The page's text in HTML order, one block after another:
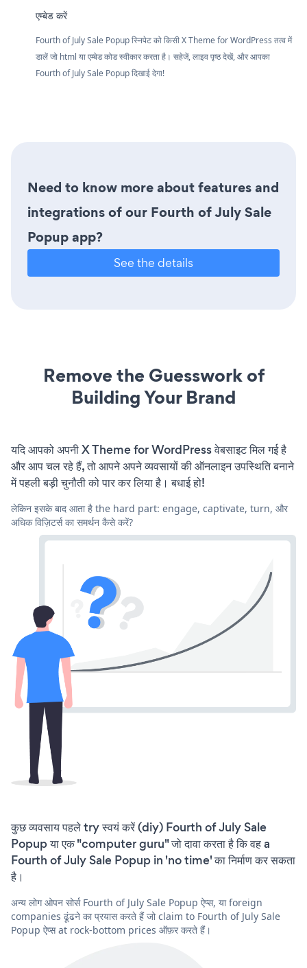
एम्बेड करें
Fourth of July Sale Popup स्निपेट को किसी X Theme for WordPress तत्व में
डालें जो html या एम्बेड कोड स्वीकार करता है। सहेजें, लाइव पृष्ठ देखें, और आपका
Fourth of July Sale Popup दिखाई देगा!
Need to know more about features and
integrations of our Fourth of July Sale
Popup app?
See the details
Remove the Guesswork of
Building Your Brand
यदि आपको अपनी X Theme for WordPress वेबसाइट मिल गई है
और आप चल रहे हैं, तो आपने अपने व्यवसायों की ऑनलाइन उपस्थिति बनाने
में पहली बड़ी चुनौती को पार कर लिया है। बधाई हो!
लेकिन इसके बाद आता है the hard part: engage, captivate, turn, और
अधिक विज़िटर्स का समर्थन कैसे करें?
कुछ व्यवसाय पहले try स्वयं करें (diy) Fourth of July Sale
Popup या एक "computer guru" जो दावा करता है कि वह a
Fourth of July Sale Popup in 'no time' का निर्माण कर सकता
है।
अन्य लोग ओपन सोर्स Fourth of July Sale Popup ऐप्स, या foreign
companies ढूंढने का प्रयास करते हैं जो claim to Fourth of July Sale
Popup ऐप्स at rock-bottom prices ऑफ़र करते हैं।